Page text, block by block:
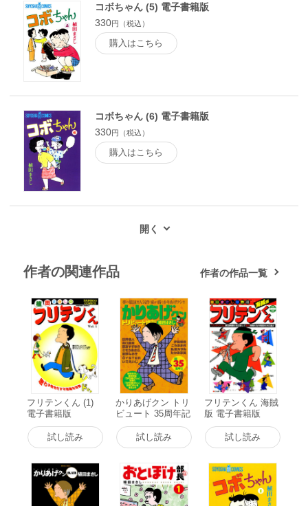
コボちゃん (5) 電子書籍版
330円（税込）
購入はこちら
コボちゃん (6) 電子書籍版
330円（税込）
購入はこちら
作者の関連作品 作者の作品一覧
フリテンくん (1)
電子書籍版
試し読み
かりあげクン トリ
ビュート 35周年記
念復刻版 電子書籍
版
試し読み
フリテンくん 海賊
版 電子書籍版
試し読み